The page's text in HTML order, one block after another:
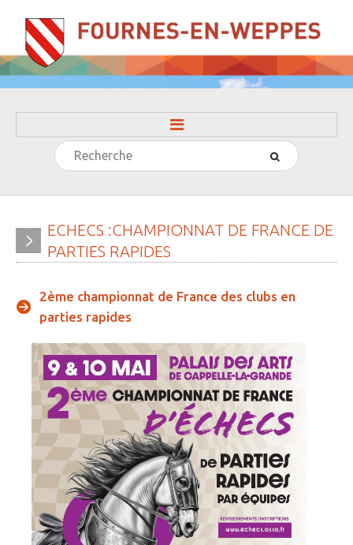
ACCUEIL
» Histoire
» Le conseil municipal
» Participation citoyenne
» Réglementation communale
» Les Vitraux de l'Eglise
» Services municipaux
» C.C.A.S
» Métropole Européenne de Lille
VIE PRATIQUE
Rechercher
ECHECS :CHAMPIONNAT DE FRANCE DE
PARTIES RAPIDES
2ème championnat de France des clubs en
parties rapides